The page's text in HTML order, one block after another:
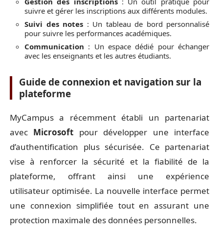
suivre et gérer les inscriptions aux différents modules.
Suivi des notes : Un tableau de bord personnalisé
pour suivre les performances académiques.
Communication : Un espace dédié pour échanger
avec les enseignants et les autres étudiants.
Guide de connexion et navigation sur la
plateforme
MyCampus a récemment établi un partenariat
avec Microsoft pour développer une interface
d’authentification plus sécurisée. Ce partenariat
vise à renforcer la sécurité et la fiabilité de la
plateforme, offrant ainsi une expérience
utilisateur optimisée. La nouvelle interface permet
une connexion simplifiée tout en assurant une
protection maximale des données personnelles.